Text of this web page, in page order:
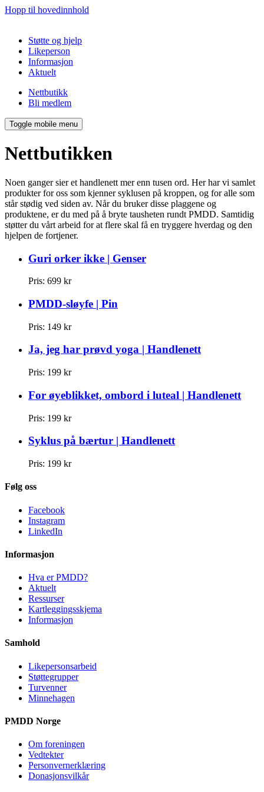
Hopp til hovedinnhold
Støtte og hjelp
Likeperson
Informasjon
Aktuelt
Nettbutikk
Bli medlem
Toggle mobile menu
Nettbutikken
Noen ganger sier et handlenett mer enn tusen ord. Her har vi samlet
produkter for oss som kjenner syklusen på kroppen, og for alle som
står stødig ved siden av. Når du bruker disse plaggene og
produktene, er du med på å bryte tausheten rundt PMDD. Samtidig
støtter du vårt arbeid for at flere skal få en tryggere hverdag og den
hjelpen de fortjener.
Guri orker ikke | Genser
Pris: 699 kr
PMDD-sløyfe | Pin
Pris: 149 kr
Ja, jeg har prøvd yoga | Handlenett
Pris: 199 kr
For øyeblikket, ombord i luteal | Handlenett
Pris: 199 kr
Syklus på bærtur | Handlenett
Pris: 199 kr
Følg oss
Facebook
Instagram
LinkedIn
Informasjon
Hva er PMDD?
Aktuelt
Ressurser
Kartleggingsskjema
Informasjon
Samhold
Likepersonsarbeid
Støttegrupper
Turvenner
Minnehagen
PMDD Norge
Om foreningen
Vedtekter
Personvernerklæring
Donasjonsvilkår